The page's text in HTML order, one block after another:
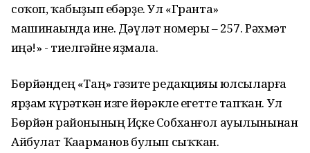
соҡоп, ҡабыҙып ебәрҙе. Ул «Гранта»
машинаһында ине. Дәүләт номеры – 257. Рәхмәт
һиңә!» - тиелгәйне яҙмала.
Бөрйәндең «Таң» гәзите редакцияһы юлсыларға
ярҙам күрһәткән изге йөрәкле егетте тапҡан. Ул
Бөрйән районының Иҫке Собханғол ауылынынан
Айбулат Ҡаһарманов булып сыҡҡан.